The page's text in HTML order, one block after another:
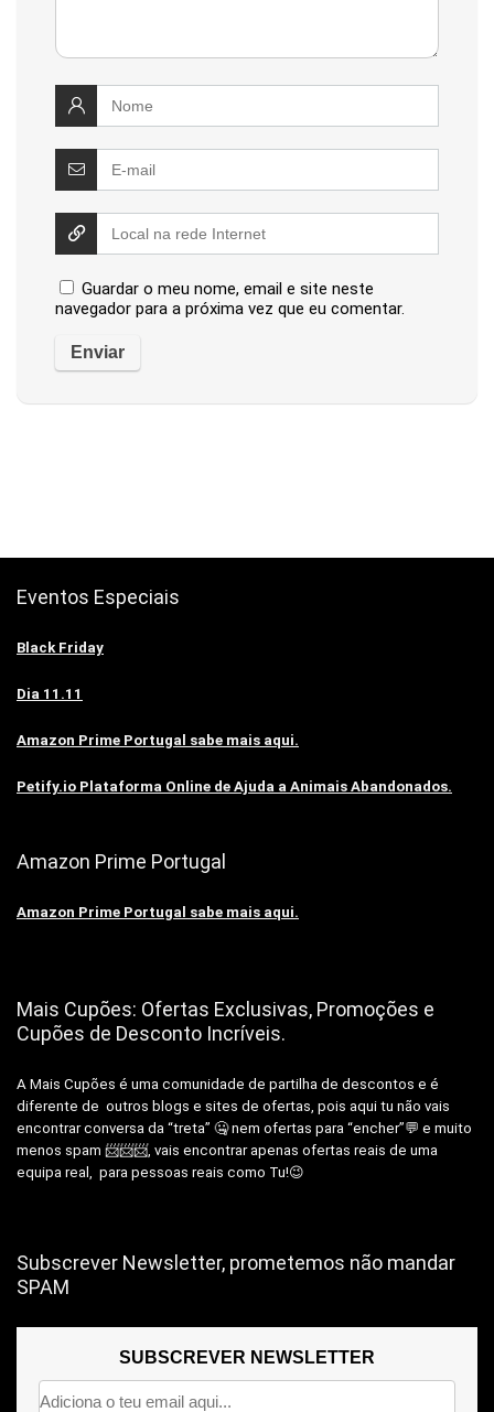
Guardar o meu nome, email e site neste
navegador para a próxima vez que eu comentar.
Eventos Especiais
Black Friday
Dia 11.11
Amazon Prime Portugal sabe mais aqui.
Petify.io Plataforma Online de Ajuda a Animais Abandonados.
Amazon Prime Portugal
Amazon Prime Portugal sabe mais aqui.
Mais Cupões: Ofertas Exclusivas, Promoções e
Cupões de Desconto Incríveis.
A Mais Cupões é uma comunidade de partilha de descontos e é
diferente de outros blogs e sites de ofertas, pois aqui tu não vais
encontrar conversa da “treta” 🤐 nem ofertas para “encher”💬 e muito
menos spam 📨📨📨, vais encontrar apenas ofertas reais de uma
equipa real, para pessoas reais como Tu!😉
Subscrever Newsletter, prometemos não mandar
SPAM
SUBSCREVER NEWSLETTER